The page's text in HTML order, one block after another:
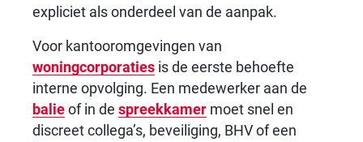
expliciet als onderdeel van de aanpak.
Voor kantooromgevingen van
woningcorporaties is de eerste behoefte
interne opvolging. Een medewerker aan de
balieof in de spreekkamer moet snel en
discreet collega’s, beveiliging, BHV of een